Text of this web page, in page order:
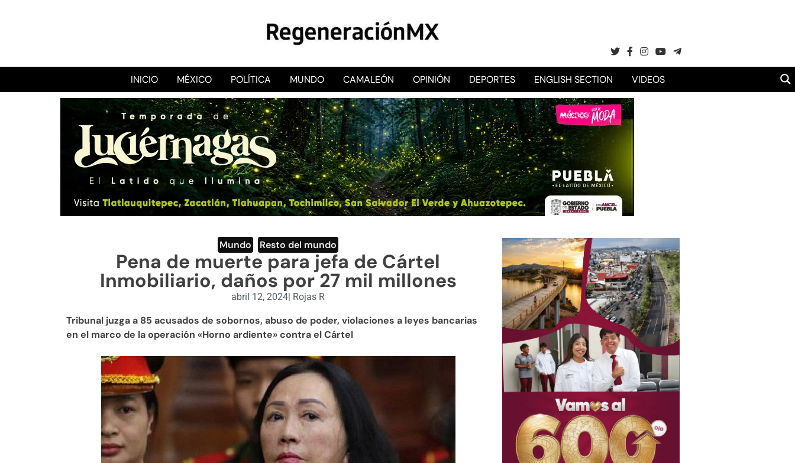
RegeneraciónMX
Sitio de noticias libre e independiente
INICIO MÉXICO POLÍTICA MUNDO CAMALEÓN OPINIÓN DEPORTES ENGLISH SECTION VIDEOS
Mundo Resto del mundo
Pena de muerte para jefa de Cártel
Inmobiliario, daños por 27 mil millones
abril 12, 2024 Rojas R
Tribunal juzga a 85 acusados de sobornos, abuso de poder, violaciones a leyes bancarias
en el marco de la operación «Horno ardiente» contra el Cártel